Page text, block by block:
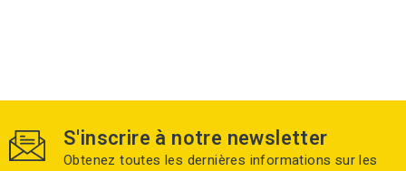
S'inscrire à notre newsletter
Obtenez toutes les dernières informations sur les